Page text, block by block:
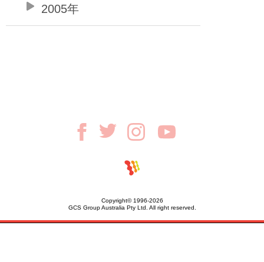
2005年
Copyright© 1996-2026
GCS Group Australia Pty Ltd. All right reserved.